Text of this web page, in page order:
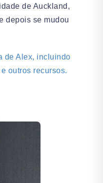
de Auckland,
depois se mudou
de Alex, incluindo
outros recursos.